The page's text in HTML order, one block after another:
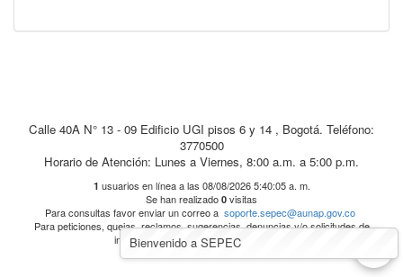
Calle 40A N° 13 - 09 Edificio UGI pisos 6 y 14 , Bogotá. Teléfono:
3770500
Horario de Atención: Lunes a Viernes, 8:00 a.m. a 5:00 p.m.
1 usuarios en línea a las 08/08/2026 5:40:05 a. m.
Se han realizado 0 visitas
Para consultas favor enviar un correo a soporte.sepec@aunap.gov.co
Para peticiones, quejas, reclamos, sugerencias, denuncias y/o solicitudes de
información, dirijase aAUNAP PQRD'S ^
Bienvenido a SEPEC